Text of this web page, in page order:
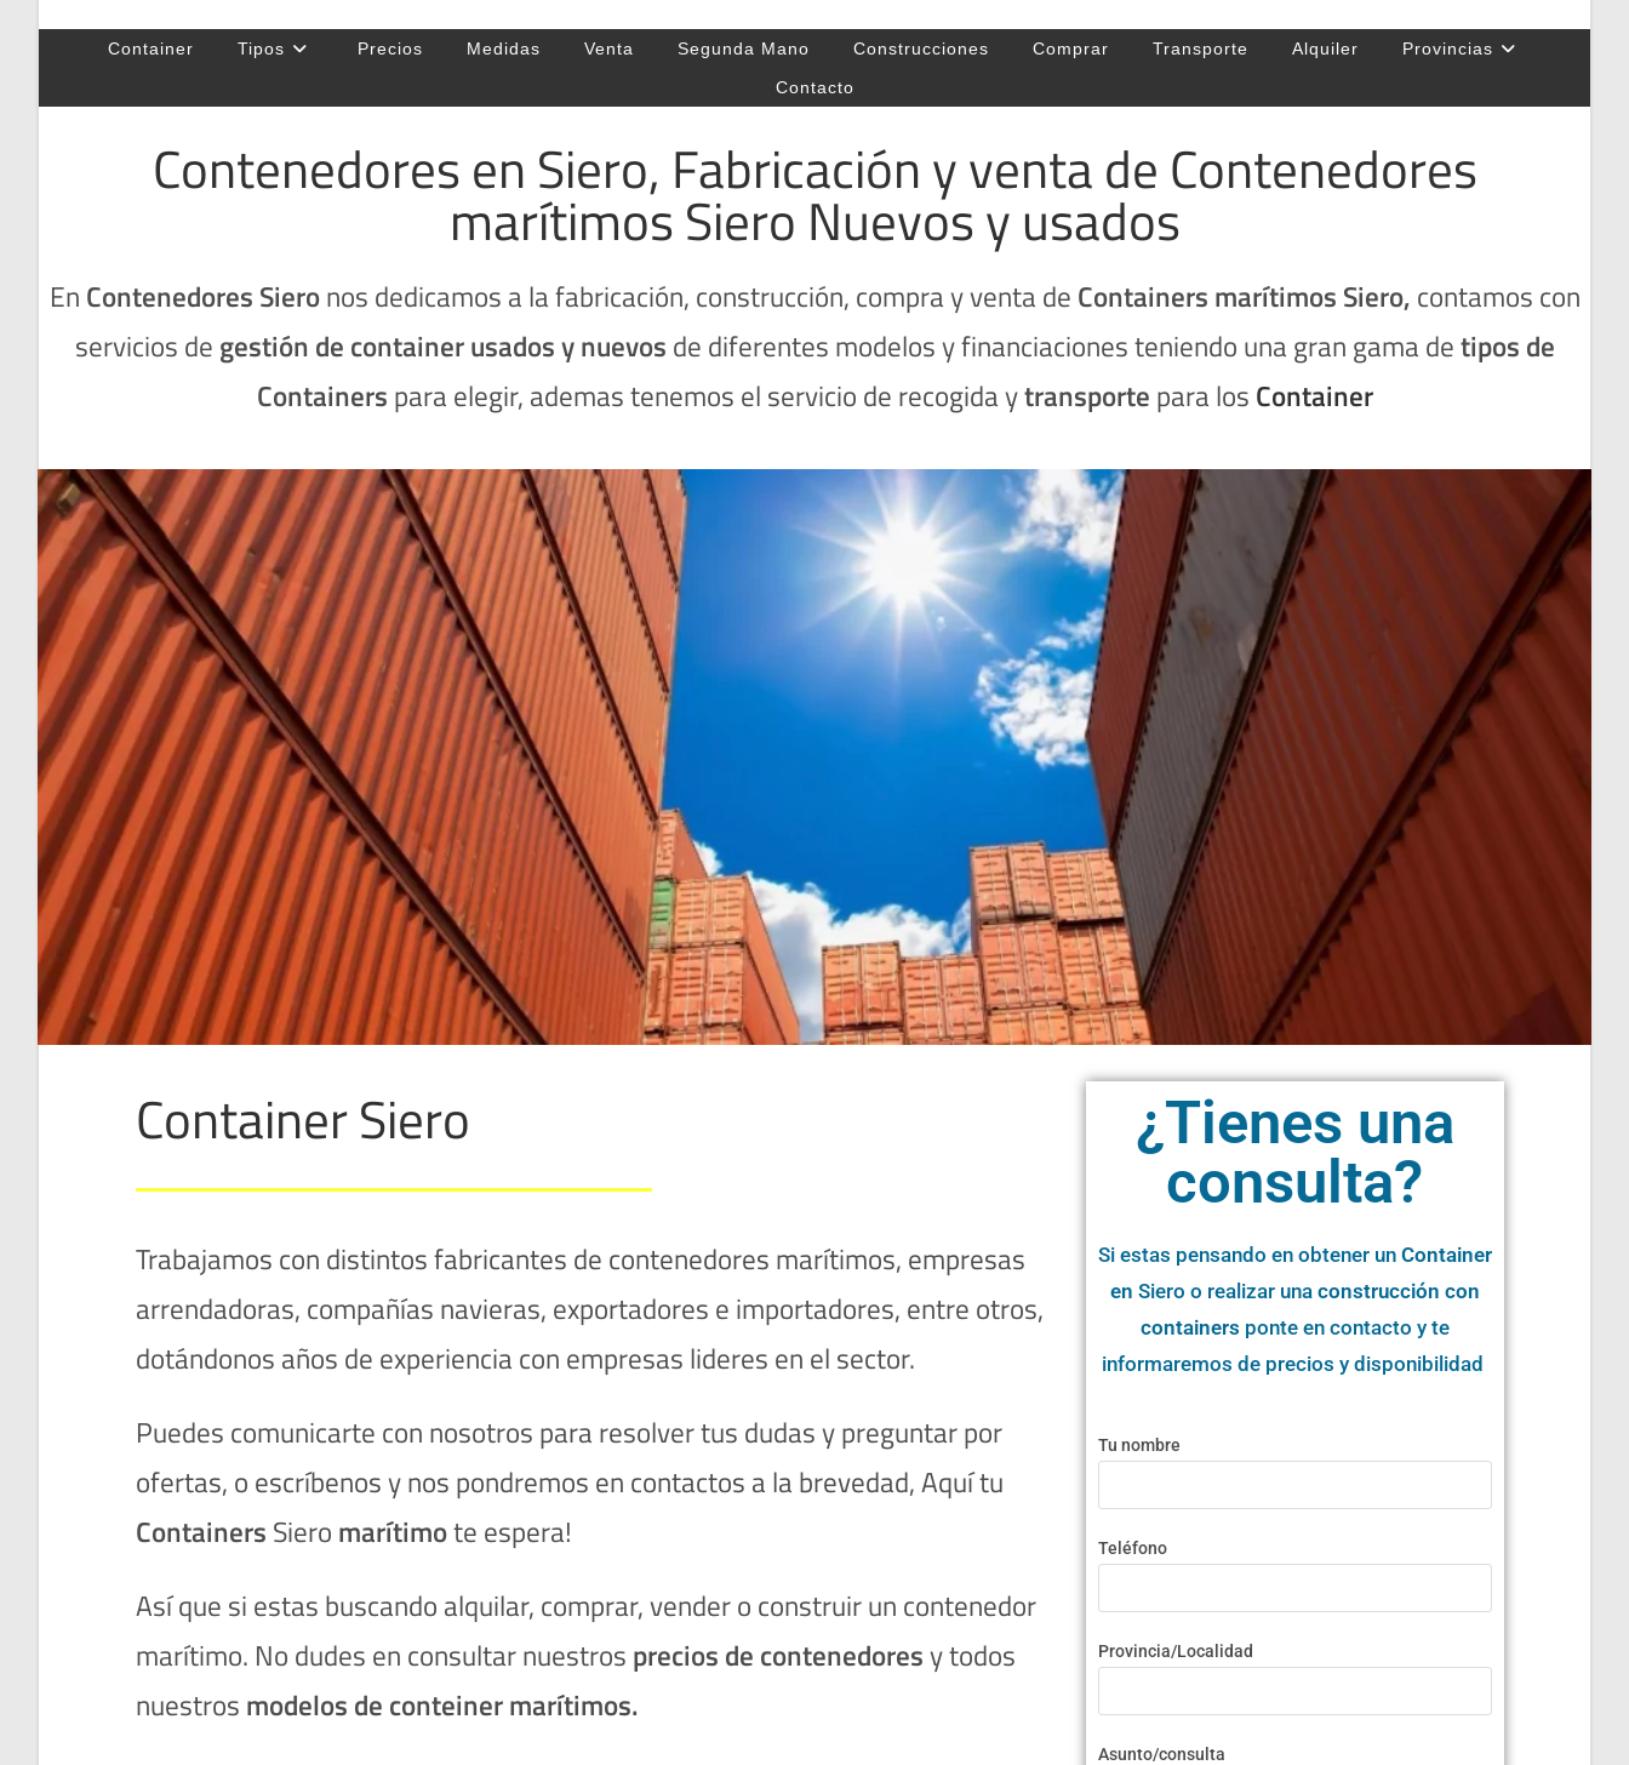
Container Tipos Precios Medidas Venta Segunda Mano Construcciones Comprar Transporte Alquiler
Provincias
Contacto
Contenedores en Siero, Fabricación y venta de Contenedores
marítimos Siero Nuevos y usados
En Contenedores Sieronos dedicamos a la fabricación, construcción, compra y venta de Containers marítimos Siero, contamos con
servicios de gestión de container usados y nuevos de diferentes modelos y financiaciones teniendo una gran gama detipos de
Containers para elegir, ademas tenemos el servicio de recogida ytransporte para los Container
Container Siero
Trabajamos con distintos fabricantes de contenedores marítimos, empresas
arrendadoras, compañías navieras, exportadores e importadores, entre otros,
dotándonos años de experiencia con empresas lideres en el sector.
Puedes comunicarte con nosotros para resolver tus dudas y preguntar por
ofertas, o escríbenos y nos pondremos en contactos a la brevedad, Aquí tu
Containers Siero marítimote espera!
Así que si estas buscando alquilar, comprar, vender o construir un contenedor
marítimo. No dudes en consultar nuestros precios de contenedoresy todos
nuestros modelos de conteiner marítimos.
¿Tienes una
consulta?
Si estas pensando en obtener un Container
en Siero o realizar una construcción con
containers ponte en contacto y te
informaremos de precios y disponibilidad
Tu nombre
Teléfono
Provincia/Localidad
Asunto/consulta